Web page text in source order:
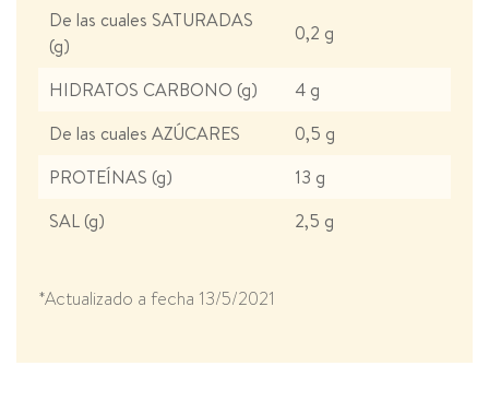
De las cuales SATURADAS
(g)
0,2 g
HIDRATOS CARBONO (g)
4 g
De las cuales AZÚCARES
0,5 g
PROTEÍNAS (g)
13 g
SAL (g)
2,5 g
*Actualizado a fecha 13/5/2021